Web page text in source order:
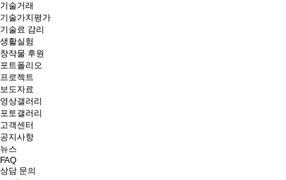
기술거래
기술가치평가
기술료 감리
생활실험
창작물 후원
포트폴리오
프로젝트
보도자료
영상갤러리
포토갤러리
고객센터
공지사항
뉴스
FAQ
상담 문의